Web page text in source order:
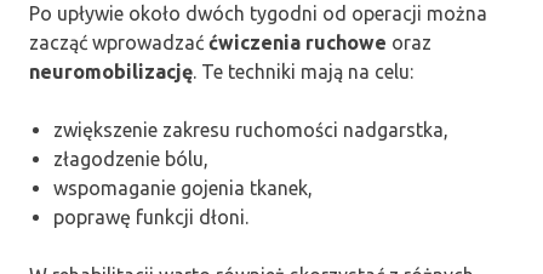
Po upływie około dwóch tygodni od operacji można
zacząć wprowadzać ćwiczenia ruchowe oraz
neuromobilizację. Te techniki mają na celu:
zwiększenie zakresu ruchomości nadgarstka,
złagodzenie bólu,
wspomaganie gojenia tkanek,
poprawę funkcji dłoni.